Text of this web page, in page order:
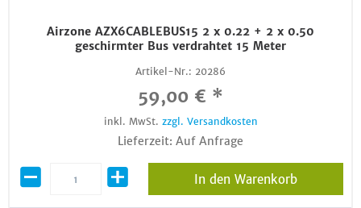
Airzone AZX6CABLEBUS15 2 x 0.22 + 2 x 0.50
geschirmter Bus verdrahtet 15 Meter
Artikel-Nr.: 20286
59,00 € *
inkl. MwSt. zzgl. Versandkosten
Lieferzeit: Auf Anfrage
In den Warenkorb